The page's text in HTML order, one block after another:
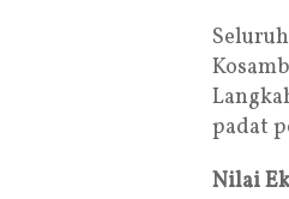
padat
Nilai